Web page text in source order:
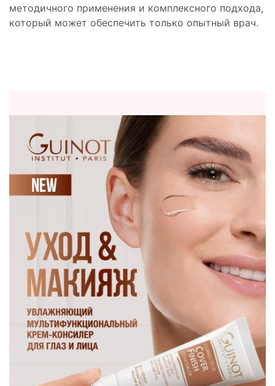
методичного применения и комплексного подхода,
который может обеспечить только опытный врач.